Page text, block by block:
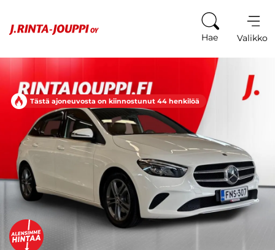
Hae Valikko
Tästä ajoneuvosta on kiinnostunut 44 henkilöä